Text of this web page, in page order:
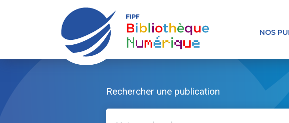
NOS
Rechercher une publication